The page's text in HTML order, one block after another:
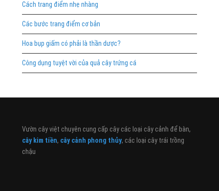
Cách trang điểm nhẹ nhàng
Các bước trang điểm cơ bản
Hoa bụp giấm có phải là thần dược?
Công dụng tuyệt vời của quả cây trứng cá
Vườn cây việt chuyên cung cấp cây các loại cây cảnh để bàn,
cây kim tiền, cây cảnh phong thủy, các loại cây trái trồng
chậu